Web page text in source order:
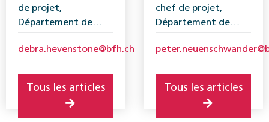
de projet,
Département de
école spécialisée
debra.hevenstone@bfh.ch
Tous les articles
chef de projet,
Département de
école spécialisée
Tous les articles